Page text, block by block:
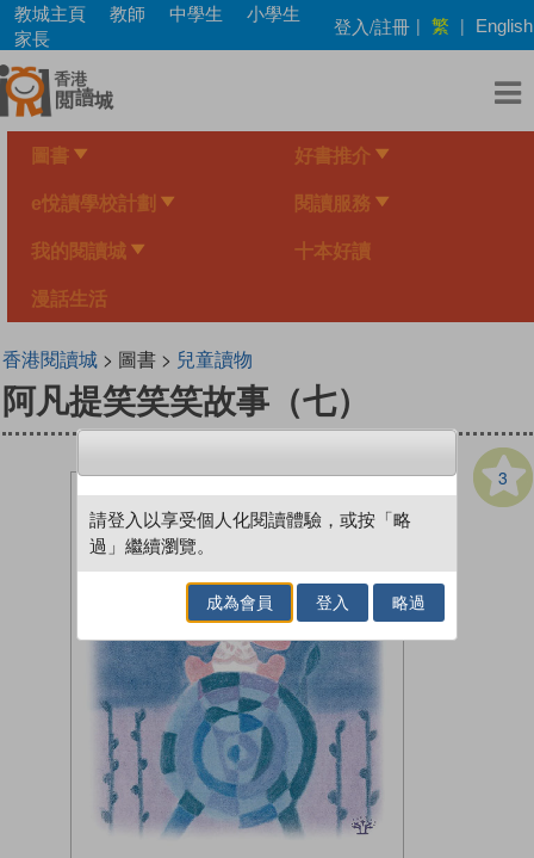
Skip
main
content
教城主頁 教師 中學生
小學生
家長
登入/註冊 | 繁 | English
圖書 好書推介
e悅讀學校計劃 閱讀服務
我的閱讀城 十本好讀
漫話生活
香港閱讀城> 圖書 > 兒童讀物
阿凡提笑笑笑故事（七）
3
請登入以享受個人化閱讀體驗，或按「略
過」繼續瀏覽。
成為會員 登入 略過